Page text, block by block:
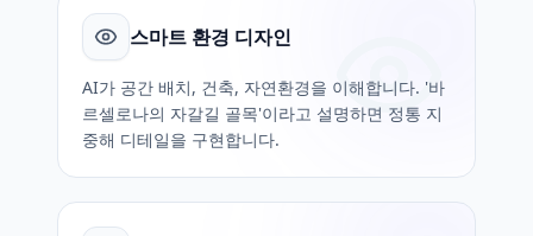
스마트 환경 디자인
AI가 공간 배치, 건축, 자연환경을 이해합니다. '바
르셀로나의 자갈길 골목'이라고 설명하면 정통 지
중해 디테일을 구현합니다.